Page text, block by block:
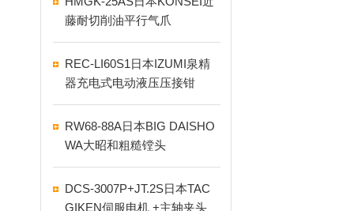
藤耐切削油平行气爪
REC-LI60S1日本IZUMI泉精
器充电式电动液压压接钳
RW68-88A日本BIG DAISHO
WA大昭和粗糙镗头
DCS-3007P+JT.2S日本TAC
GIKEN伺服电机 +主轴夹头